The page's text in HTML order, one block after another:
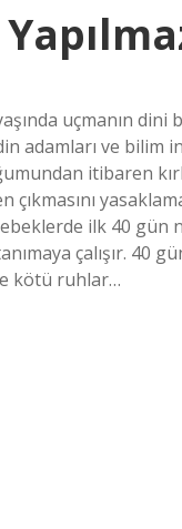
uçmanın
adamları ve bilim
itibaren
ilk 40 gün
çalışır.
kötü ruhlar…